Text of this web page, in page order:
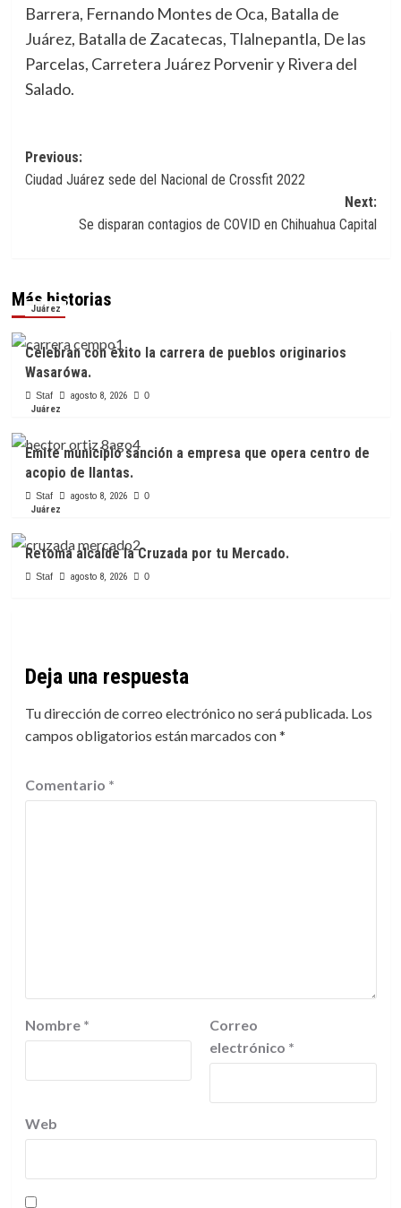
Barrera, Fernando Montes de Oca, Batalla de
Juárez, Batalla de Zacatecas, Tlalnepantla, De las
Parcelas, Carretera Juárez Porvenir y Rivera del
Salado.
Navegación
de
entradas
Previous:
Ciudad Juárez sede del Nacional de Crossfit 2022
Next:
Se disparan contagios de COVID en Chihuahua Capital
Más historias
Juárez
Celebran con éxito la carrera de pueblos originarios
Wasarówa.
Staf agosto 8, 2026 0
Juárez
Emite municipio sanción a empresa que opera centro de
acopio de llantas.
Staf agosto 8, 2026 0
Juárez
Retoma alcalde la Cruzada por tu Mercado.
Staf agosto 8, 2026 0
Deja una respuesta
Tu dirección de correo electrónico no será publicada. Los
campos obligatorios están marcados con*
Comentario *
Nombre *
Correo
electrónico *
Web